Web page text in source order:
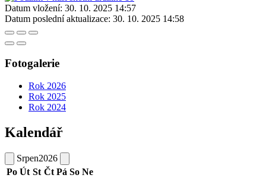
Datum vložení: 30. 10. 2025 14:57
Datum poslední aktualizace: 30. 10. 2025 14:58
Fotogalerie
Rok 2026
Rok 2025
Rok 2024
Kalendář
Srpen2026
Po Út St Čt Pá So Ne